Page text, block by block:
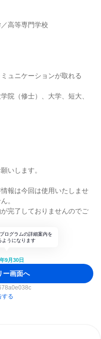
高等専門学校
ュニケーションが取れる
院（修士）、大学、短大、
いします。
報は今回は使用いたしませ
。
完了しておりませんのでご
ログラムの詳細案内を
ようになります
9月30日
ー画面へ
する